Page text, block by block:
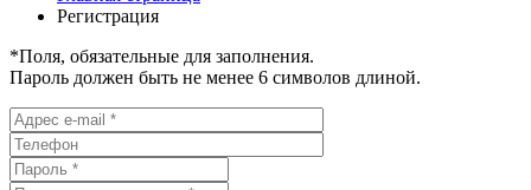
Регистрация
*Поля, обязательные для заполнения.
Пароль должен быть не менее 6 символов длиной.